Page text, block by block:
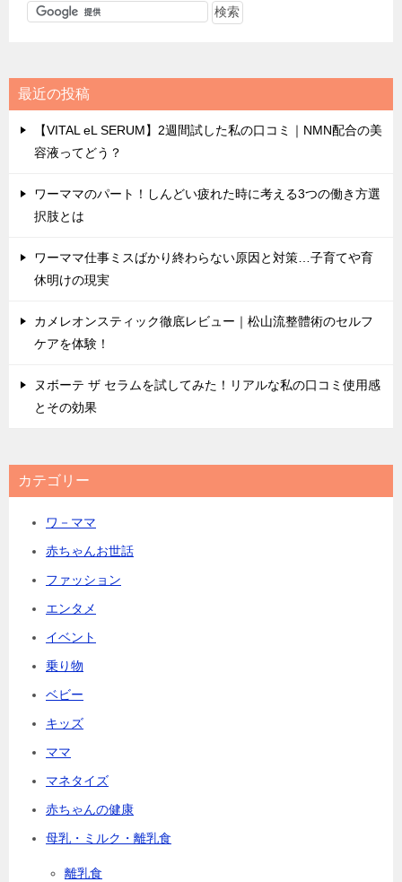
最近の投稿
【VITAL eL SERUM】2週間試した私の口コミ｜NMN配合の美
容液ってどう？
ワーママのパート！しんどい疲れた時に考える3つの働き方選
択肢とは
ワーママ仕事ミスばかり終わらない原因と対策…子育てや育
休明けの現実
カメレオンスティック徹底レビュー｜松山流整體術のセルフ
ケアを体験！
ヌボーテ ザ セラムを試してみた！リアルな私の口コミ使用感
とその効果
カテゴリー
ワ－ママ
赤ちゃんお世話
ファッション
エンタメ
イベント
乗り物
ベビー
キッズ
ママ
マネタイズ
赤ちゃんの健康
母乳・ミルク・離乳食
離乳食